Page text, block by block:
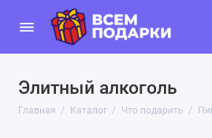
Элитный алкоголь
Главная Каталог Что подарить